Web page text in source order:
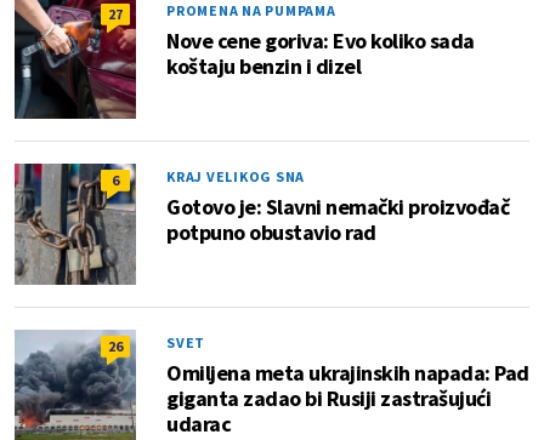
27 PROMENA NA PUMPAMA
Nove cene goriva: Evo koliko sada
koštaju benzin i dizel
6 KRAJ VELIKOG SNA
Gotovo je: Slavni nemački proizvođač
potpuno obustavio rad
26 SVET
Omiljena meta ukrajinskih napada: Pad
giganta zadao bi Rusiji zastrašujući
udarac